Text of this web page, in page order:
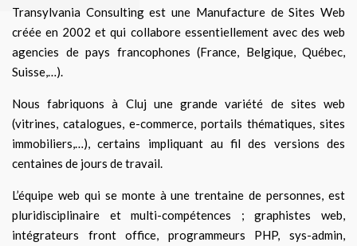
Transylvania Consulting est une Manufacture de Sites Web
créée en 2002 et qui collabore essentiellement avec des web
agencies de pays francophones (France, Belgique, Québec,
Suisse,…).
Nous fabriquons à Cluj une grande variété de sites web
(vitrines, catalogues, e-commerce, portails thématiques, sites
immobiliers,…), certains impliquant au fil des versions des
centaines de jours de travail.
L’équipe web qui se monte à une trentaine de personnes, est
pluridisciplinaire et multi-compétences ; graphistes web,
intégrateurs front office, programmeurs PHP, sys-admin,